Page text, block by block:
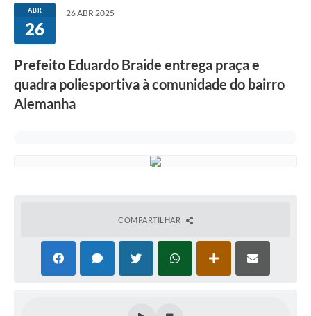
ABR
26
26 ABR 2025
Prefeito Eduardo Braide entrega praça e
quadra poliesportiva à comunidade do bairro
Alemanha
COMPARTILHAR